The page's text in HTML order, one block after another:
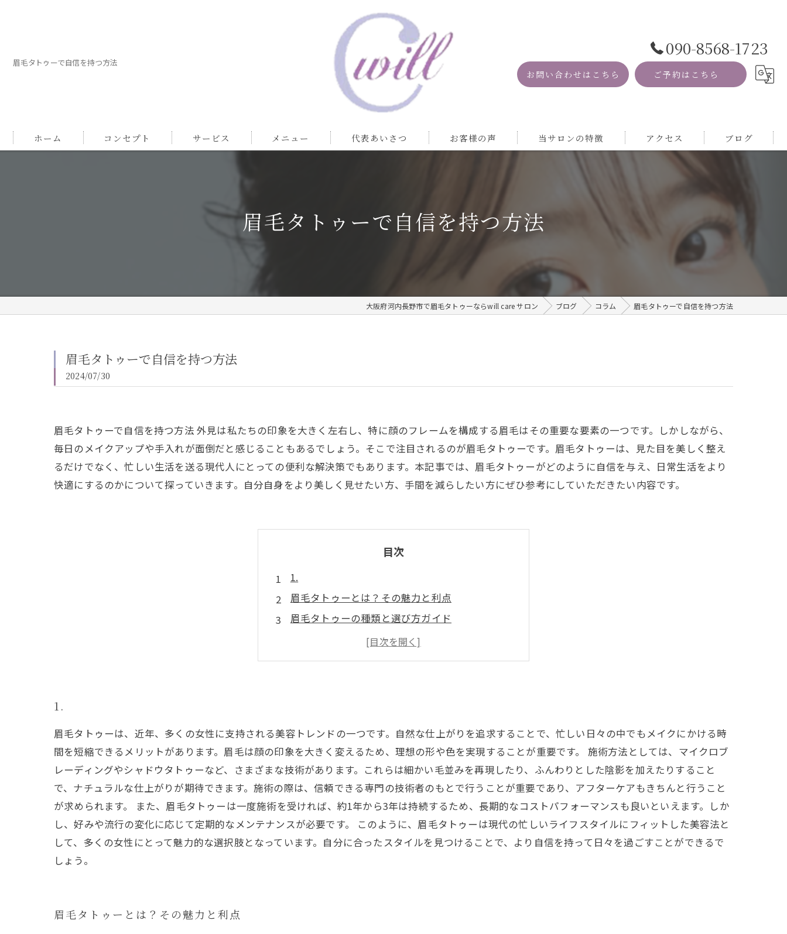
眉毛タトゥーで自信を持つ方法
090-8568-1723
お問い合わせはこちら ご予約はこちら
ホーム コンセプト サービス メニュー 代表あいさつ お客様の声 当サロンの特徴
自然
メンズ
アクセス ブログ
眉毛タトゥーで自信を持つ方法
大阪府河内長野市で眉毛タトゥーならwill care サロン ブログ コラム 眉毛タトゥーで自信を持つ方法
眉毛タトゥーで自信を持つ方法
2024/07/30
眉毛タトゥーで自信を持つ方法 外見は私たちの印象を大きく左右し、特に顔のフレームを構成する眉毛はその重要な要素の一つです。しかしながら、
毎日のメイクアップや手入れが面倒だと感じることもあるでしょう。そこで注目されるのが眉毛タトゥーです。眉毛タトゥーは、見た目を美しく整え
るだけでなく、忙しい生活を送る現代人にとっての便利な解決策でもあります。本記事では、眉毛タトゥーがどのように自信を与え、日常生活をより
快適にするのかについて探っていきます。自分自身をより美しく見せたい方、手間を減らしたい方にぜひ参考にしていただきたい内容です。
目次
1.
眉毛タトゥーとは？その魅力と利点
眉毛タトゥーの種類と選び方ガイド
施術前に知っておくべきこと
施術後のケアと注意点
1.
眉毛タトゥーは、近年、多くの女性に支持される美容トレンドの一つです。自然な仕上がりを追求することで、忙しい日々の中でもメイクにかける時
間を短縮できるメリットがあります。眉毛は顔の印象を大きく変えるため、理想の形や色を実現することが重要です。 施術方法としては、マイクロブ
レーディングやシャドウタトゥーなど、さまざまな技術があります。これらは細かい毛並みを再現したり、ふんわりとした陰影を加えたりすること
で、ナチュラルな仕上がりが期待できます。施術の際は、信頼できる専門の技術者のもとで行うことが重要であり、アフターケアもきちんと行うこと
が求められます。 また、眉毛タトゥーは一度施術を受ければ、約1年から3年は持続するため、長期的なコストパフォーマンスも良いといえます。しか
し、好みや流行の変化に応じて定期的なメンテナンスが必要です。 このように、眉毛タトゥーは現代の忙しいライフスタイルにフィットした美容法と
して、多くの女性にとって魅力的な選択肢となっています。自分に合ったスタイルを見つけることで、より自信を持って日々を過ごすことができるで
しょう。
眉毛タトゥーとは？その魅力と利点